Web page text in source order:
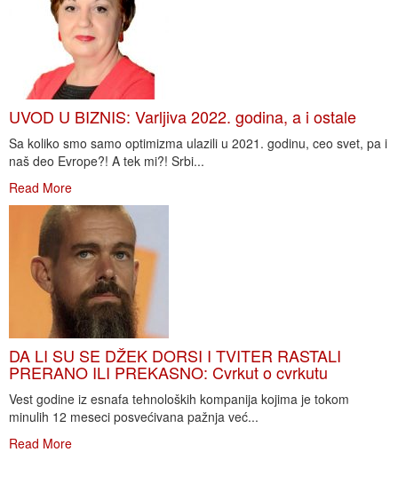
UVOD U BIZNIS: Varljiva 2022. godina, a i ostale
Sa koliko smo samo optimizma ulazili u 2021. godinu, ceo svet, pa i
naš deo Evrope?! A tek mi?! Srbi...
Read More
DA LI SU SE DŽEK DORSI I TVITER RASTALI
PRERANO ILI PREKASNO: Cvrkut o cvrkutu
Vest godine iz esnafa tehnoloških kompanija kojima je tokom
minulih 12 meseci posvećivana pažnja već...
Read More